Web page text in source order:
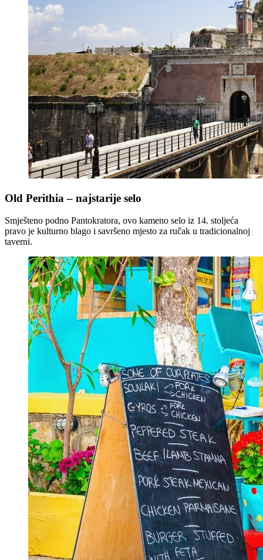
Old Perithia – najstarije selo
Smješteno podno Pantokratora, ovo kameno selo iz 14. stoljeća
pravo je kulturno blago i savršeno mjesto za ručak u tradicionalnoj
taverni.